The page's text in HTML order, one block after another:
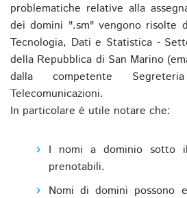
problematiche relative alla
dei domini ".sm" vengono risolte
Tecnologia, Dati e Statistica -
della Repubblica di San Marino
dalla competente
Telecomunicazioni.
In particolare è utile notare che:
I nomi a dominio sotto
prenotabili.
Nomi di domini possono